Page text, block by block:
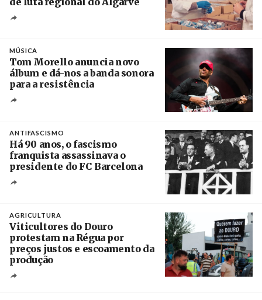
MÚSICA
Tom Morello anuncia novo
álbum e dá-nos a banda sonora
para a resistência
ANTIFASCISMO
Há 90 anos, o fascismo
franquista assassinava o
presidente do FC Barcelona
AGRICULTURA
Viticultores do Douro
protestam na Régua por
preços justos e escoamento da
produção